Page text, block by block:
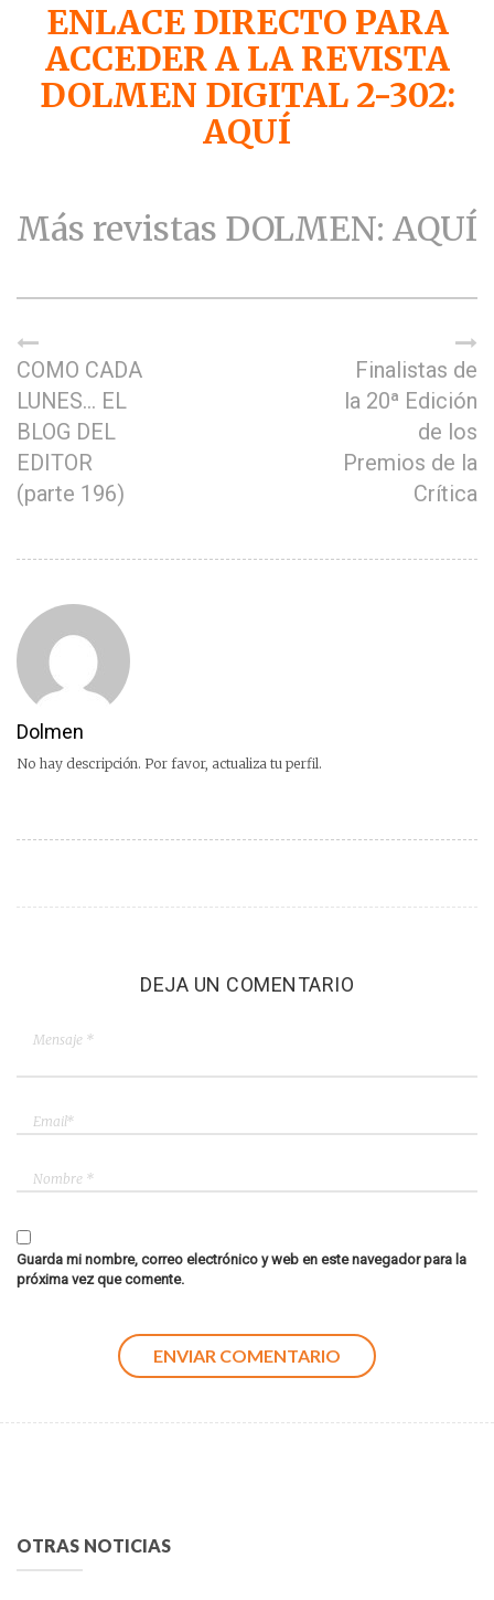
ENLACE DIRECTO PARA
ACCEDER A LA REVISTA
DOLMEN DIGITAL 2-302:
AQUÍ
Más revistas DOLMEN: AQUÍ
COMO CADA
LUNES… EL
BLOG DEL
EDITOR
(parte 196)
Finalistas de
la 20ª Edición
de los
Premios de la
Crítica
Dolmen
No hay descripción. Por favor, actualiza tu perfil.
DEJA UN COMENTARIO
Guarda mi nombre, correo electrónico y web en este navegador para la
próxima vez que comente.
OTRAS NOTICIAS